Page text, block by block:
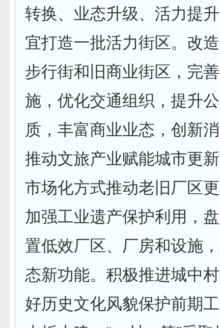
转换、业态升级、活力提
宜打造一批活力街区。改
步行街和旧商业街区，完
施，优化交通组织，提升
质，丰富商业业态，创新
推动文旅产业赋能城市更
市场化方式推动老旧厂区
加强工业遗产保护利用，
置低效厂区、厂房和设施
态新功能。积极推进城中
好历史文化风貌保护前期